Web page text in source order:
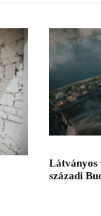
Látványos
századi